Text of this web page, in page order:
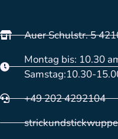
Auer Schulstr. 5
Montag bis: 10.30
Samstag:10.30-
+49 202 4292104